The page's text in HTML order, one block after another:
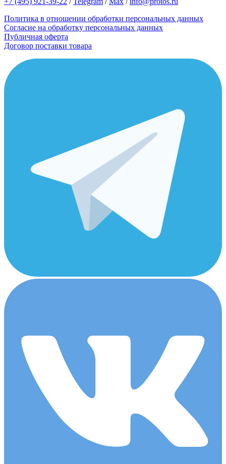
Политика в отношении обработки персональных данных
Согласие на обработку персональных данных
Публичная оферта
Договор поставки товара